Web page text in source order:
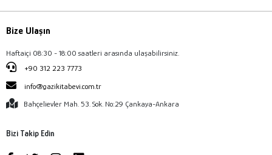
Bize Ulaşın
Haftaiçi 08:30 - 18:00 saatleri arasında ulaşabilirsiniz.
+90 312 223 7773
info@gazikitabevi.com.tr
Bahçelievler Mah. 53. Sok. No:29 Çankaya-Ankara
Bizi Takip Edin